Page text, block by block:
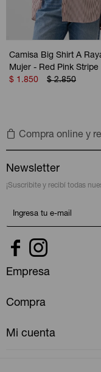
Camisa Big Shirt A
Mujer - Red Pink Stripe
$ 1.850 $ 2.850
Compra online y
Newsletter
¡Suscribite y recibí todas
 
Empresa
Compra
Mi cuenta